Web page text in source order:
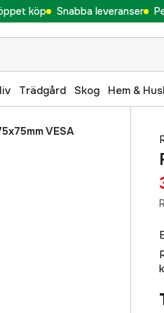
köp Snabba leveranser
Trädgård Skog Hem &
VESA